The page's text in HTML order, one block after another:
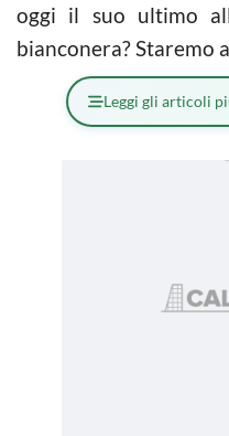
oggi il suo ultimo
bianconera? Staremo
Leggi gli articoli